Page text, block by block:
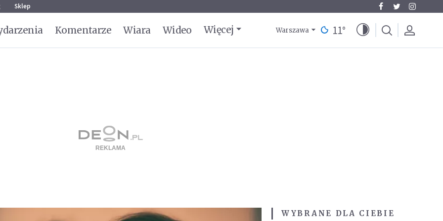
Sklep
Komentarze Wiara Wideo Więcej Warszawa 11°
WYBRANE DLA CIEBIE